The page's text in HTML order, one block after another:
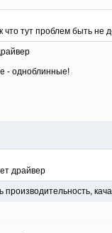
что тут проблем быть не
- одноблинные!
драйвер
производительность,